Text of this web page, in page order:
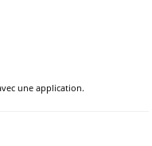
une application.